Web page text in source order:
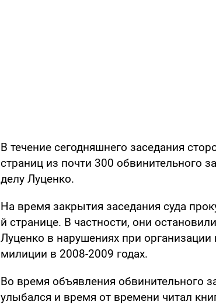
В течение сегодняшнего заседания
страниц из почти 300 обвинительного
делу Луценко.
На время закрытия заседания суда
й странице. В частности, они
Луценко в нарушениях при
милиции в 2008-2009 годах.
Во время объявления обвинительного
улыбался и время от времени читал